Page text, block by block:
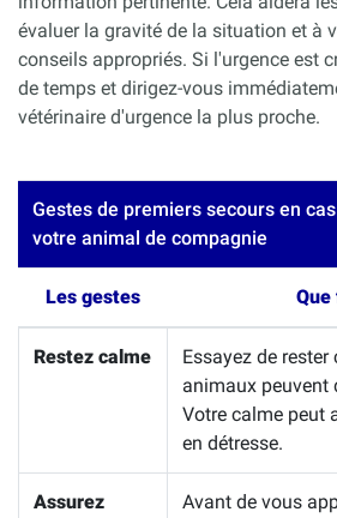
évaluer la gravité de la situation et à
conseils appropriés. Si l'urgence est
de temps et dirigez-vous
vétérinaire d'urgence la plus proche.
Gestes de premiers secours en
votre animal de compagnie
Les gestes Que
Restez calme
Essayez de rester
animaux peuvent
Votre calme peut
en détresse.
Assurez
Avant de vous